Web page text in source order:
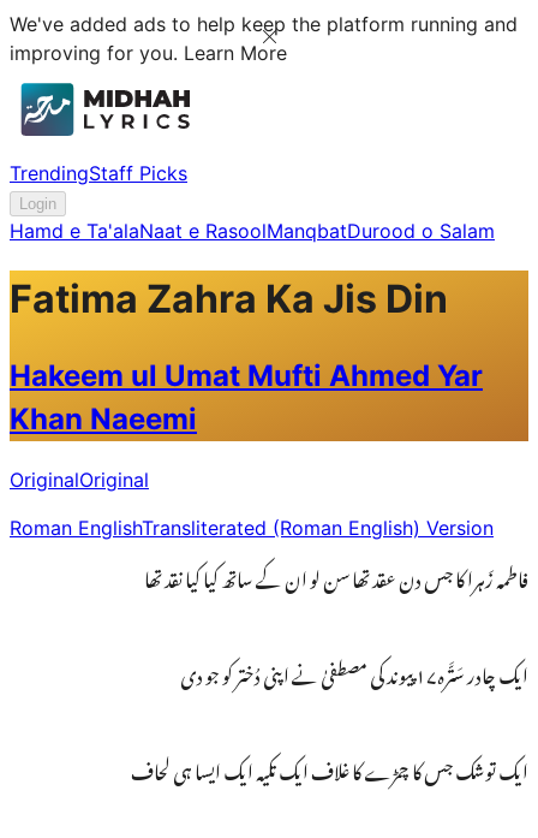
We've added ads to help keep the platform running and
improving for you. Learn More
TrendingStaff Picks
Login
Hamd e Ta'alaNaat e RasoolManqbatDurood o Salam
Fatima Zahra Ka Jis Din
Hakeem ul Umat Mufti Ahmed Yar
Khan Naeemi
OriginalOriginal
Roman EnglishTransliterated (Roman English) Version
فاطمہ زَہرا کا جس دن عقد تھا سن لو ان کے ساتھ کیا کیا نقد تھا
ایک چادر سَتَّرہ۱۷ پیوند کی مصطفیٰ نے اپنی دُختر کو جو دی
ایک توشک جس کا چمڑے کا غلاف ایک تکیہ ایک ایسا ہی لحاف